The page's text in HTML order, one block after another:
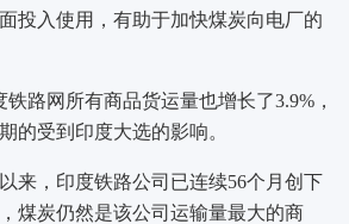
投入使用，有助于加快煤炭向电厂的
网所有商品货运量也增长了3.9%，
的受到印度大选的影响。
，印度铁路公司已连续56个月创下
煤炭仍然是该公司运输量最大的商